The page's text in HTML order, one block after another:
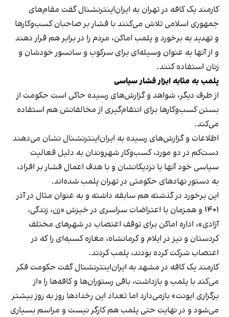
کارمند یک کافه در تهران به ایران‌اینترنشنال گفت مقام‌های
جمهوری اسلامی تلاش می‌کنند با فشار بر صاحبان کسب‌وکارها
و تهدید به برخورد و پلمب اماکن، مردم را در برابر هم قرار دهند
و از آنها به عنوان وسیله‌ای برای سرکوب و سانسور خودشان و
زنان استفاده کنند.
پلمب به مثابه ابزار فشار سیاسی
از طرف دیگر، شواهد و گزارش‌های رسیده حاکی است حکومت از
بستن کسب‌وکارها برای انتقام‌گیری از مخالفانش هم استفاده
می‌کند.
اطلاعات و گزارش‌های رسیده به ایران‌اینترنشنال نشان می‌دهند
دست‌کم در دو مورد، کسب‌وکار شهروندان به دلیل فعالیت
سیاسی خود آنها یا نزدیکانشان و با هدف اعمال فشار بر افراد،
به دستور نهادهای حکومتی در تهران پلمب شده‌اند.
این برخورد در گذشته هم سابقه داشته و به عنوان مثال در آذر
۱۴۰۱ و همزمان با اعتراضات سراسری در خیزش «زن، زندگی،
آزادی»، اداره اماکن برای توقف اعتصاب در شهرهای مختلف
کردستان و نیز در ایلام و کرمانشاه، مغازه کسبه‌ای را که در
اعتصاب شرکت کرده بودند، پلمب کردند.
کارمند یک کافه در مشهد به ایران‌اینترنشنال گفت حکومت فکر
می‌کند با پلمب و بازداشت، باقی رستوران‌ها و کافه‌ها را «از
برگزاری ایونت» بازمی‌دارد اما تعداد این رخدادها روز به روز بیشتر
می‌شود و در نهایت حتی پلمب هم کارگر نیست و مراسم بسیاری